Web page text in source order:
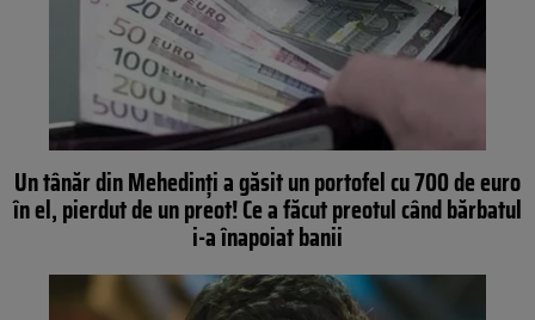
Un tânăr din Mehedinţi a găsit un portofel cu 700 de euro
în el, pierdut de un preot! Ce a făcut preotul când bărbatul
i-a înapoiat banii